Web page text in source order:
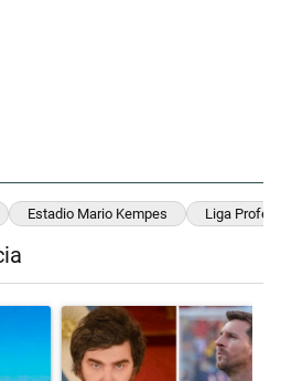
Estadio Mario Kempes Liga
el título "Récord histórico de
Un artículo de tendencia con el